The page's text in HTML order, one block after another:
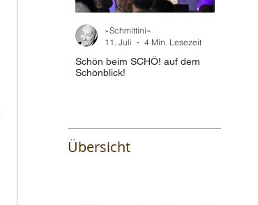
Schön beim SCHÖ! auf dem
Schönblick!
»Schmittini«
11. Juli
4 Min. Lesezeit
Übersicht